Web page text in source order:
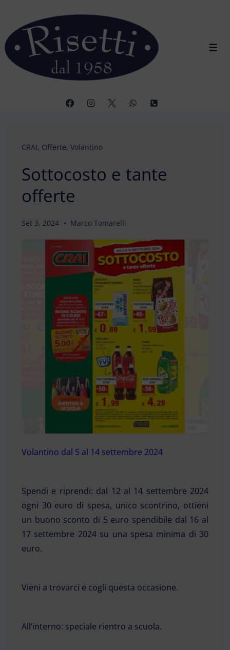
contenuto
principale
CRAI, Offerte, Volantino
Sottocosto e tante
offerte
Set 3, 2024 Marco Tomarelli
Volantino dal 5 al 14 settembre 2024
Spendi e riprendi: dal 12 al 14 settembre 2024
ogni 30 euro di spesa, unico scontrino, ottieni
un buono sconto di 5 euro spendibile dal 16 al
17 settembre 2024 su una spesa minima di 30
euro.
Vieni a trovarci e cogli questa occasione.
All’interno: speciale rientro a scuola.